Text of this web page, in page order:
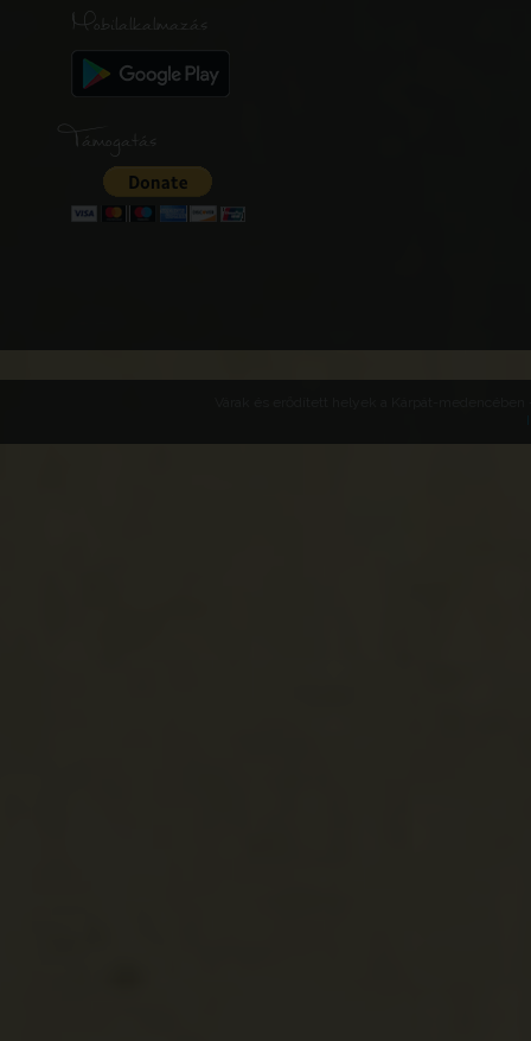
Mobilalkalmazás
Támogatás